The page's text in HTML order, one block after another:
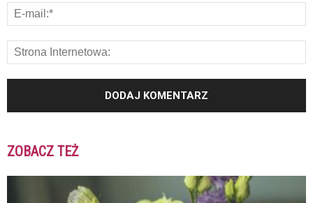
ZOBACZ TEŻ